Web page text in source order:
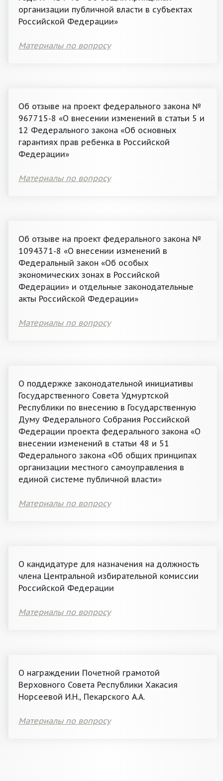
организации публичной власти в субъектах
Российской Федерации»
Материалы по вопросу
Об отзыве на проект федерального закона №
967715-8 «О внесении изменений в статьи 5 и
12 Федерального закона «Об основных
гарантиях прав ребенка в Российской
Федерации»
Материалы по вопросу
Об отзыве на проект федерального закона №
1094371-8 «О внесении изменений в
Федеральный закон «Об особых
экономических зонах в Российской
Федерации» и отдельные законодательные
акты Российской Федерации»
Материалы по вопросу
О поддержке законодательной инициативы
Государственного Совета Удмуртской
Республики по внесению в Государственную
Думу Федерального Собрания Российской
Федерации проекта федерального закона «О
внесении изменений в статьи 48 и 51
Федерального закона «Об общих принципах
организации местного самоуправления в
единой системе публичной власти»
Материалы по вопросу
О кандидатуре для назначения на должность
члена Центральной избирательной комиссии
Российской Федерации
Материалы по вопросу
О награждении Почетной грамотой
Верховного Совета Республики Хакасия
Норсеевой И.Н., Пекарского А.А.
Материалы по вопросу